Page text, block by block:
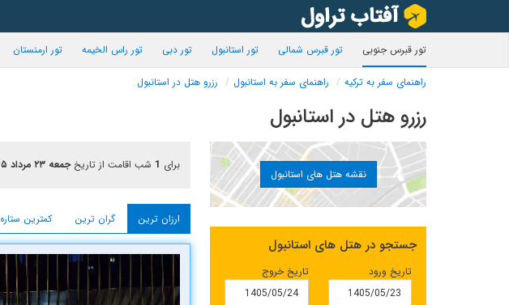
تور قبرس جنوبی تور قبرس شمالی تور استانبول تور دبی تور راس الخیمه تور ارمنستان
راهنمای سفر به ترکیه راهنمای سفر به استانبول رزرو هتل در استانبول
رزرو هتل در استانبول
نقشه هتل های استانبول
جستجو در هتل های استانبول
تاریخ ورود تاریخ خروج
برای 1 شب اقامت از تاریخجمعه ۲۳ مرداد ۱۴۰۵
ارزان ترین گران ترین کمترین ستاره